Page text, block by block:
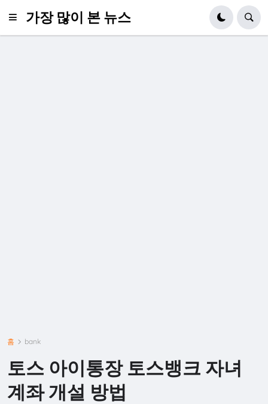
가장 많이 본 뉴스
홈 bank
토스 아이통장 토스뱅크 자녀
계좌 개설 방법